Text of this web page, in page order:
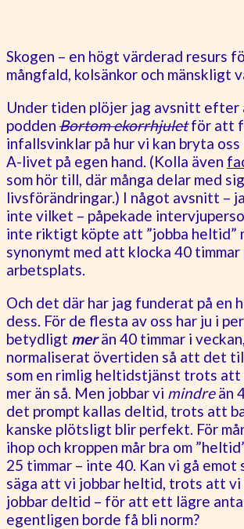
Skogen – en högt värderad resurs
mångfald, kolsänkor och mänskligt
Under tiden plöjer jag avsnitt efter
podden Bortom ekorrhjulet för att
infallsvinklar på hur vi kan bryta oss
A-livet på egen hand. (Kolla även
som hör till, där många delar med
livsförändringar.) I något avsnitt –
inte vilket – påpekade
inte riktigt köpte att ”jobba heltid”
synonymt med att klocka 40 timmar
arbetsplats.
Och det där har jag funderat på en
dess. För de flesta av oss har ju i
betydligt merän 40 timmar i
normaliserat övertiden så att det
som en rimlig heltidstjänst trots att
mer än så. Men jobbar vi mindreän
det prompt kallas deltid, trots att
kanske plötsligt blir perfekt. För
ihop och kroppen mår bra om
25 timmar – inte 40. Kan vi gå emot
säga att vi jobbar heltid, trots att vi
jobbar deltid – för att ett lägre
egentligen borde få bli norm?